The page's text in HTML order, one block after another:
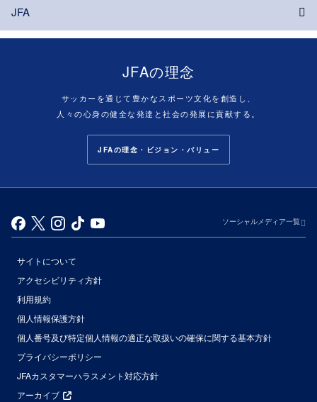
JFA
JFAの理念
サッカーを通じて豊かなスポーツ文化を創造し、
人々の心身の健全な発達と社会の発展に貢献する。
JFAの理念・ビジョン・バリュー
ソーシャルメディア一覧
サイトについて
アクセシビリティ方針
利用規約
個人情報保護方針
個人番号及び特定個人情報の適正な取扱いの確保に関する基本方針
プライバシーポリシー
JFAカスタマーハラスメント対応方針
アーカイブ